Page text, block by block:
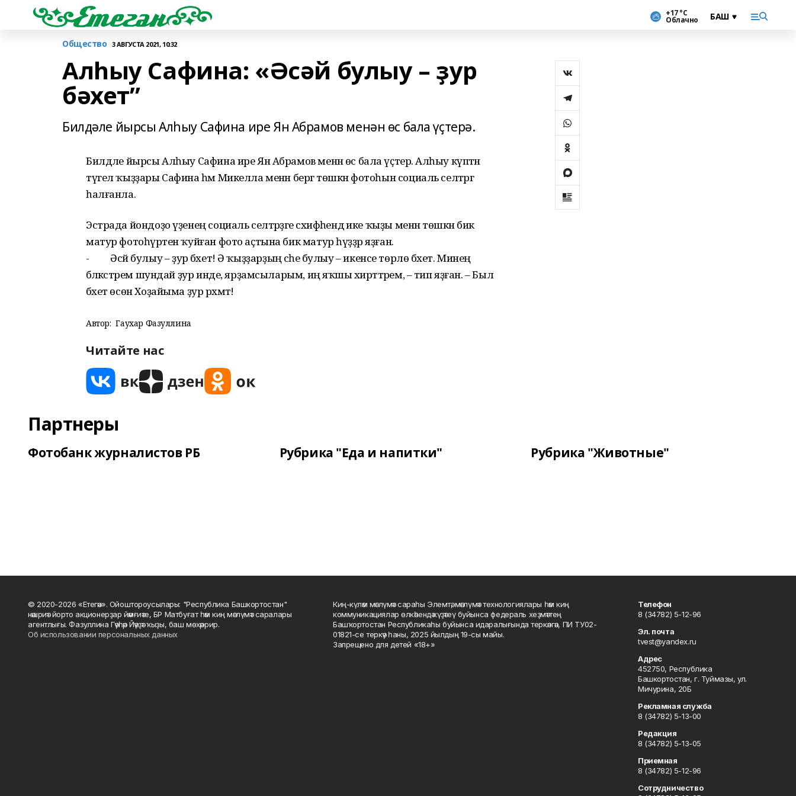
+17 °С
Облачно
Общество 3 АВГУСТА 2021, 10:32
Алһыу Сафина: «Әсәй булыу – ҙур
бәхет”
Билдәле йырсы Алһыу Сафина ире Ян Абрамов менән өс бала үҫтерә.
Билдәле йырсы Алһыу Сафина ире Ян Абрамов менән өс бала үҫтерә. Алһыу күптән
түгел ҡыҙҙары Сафина һәм Микелла менән бергә төшкән фотоһын социаль селтәргә
һалғанла.
Эстрада йондоҙо үҙенең социаль селтәрҙәге сәхифәһендә ике ҡыҙы менән төшкән бик
матур фотоһүрәтен ҡуйған фото аҫтына бик матур һүҙҙәр яҙған.
- Әсәй булыу – ҙур бәхет! Ә ҡыҙҙарҙың әсәһе булыу – икенсе төрлө бәхет. Минең
бәләкәстәрем шундай ҙур инде, ярҙамсыларым, иң яҡшы әхирәттәрем, – тип яҙған. – Был
бәхет өсөн Хоҙайыма ҙур рәхмәт!
Автор: Гаухар Фазуллина
Читайте нас
Партнеры
Фотобанк журналистов РБ Рубрика "Еда и напитки" Рубрика "Животные"
© 2020-2026 «Етегән». Ойоштороусылары: "Республика Башкортостан"
нәшриәт йорто акционерҙар йәмғиәте, БР Матбуғат һәм киң мәғлүмәт саралары
агентлығы. Фазуллина Гәүһәр Йәүҙәт ҡыҙы, баш мөхәррир.
Об использовании персональных данных
Киң-күләм мәғлүмәт сараһы Элемтә, мәғлүмәт технологиялары һәм киң
коммуникациялар өлкәһендә күҙәтеү буйынса федераль хеҙмәттең
Башҡортостан Республикаһы буйынса идаралығында теркәлгән, ПИ ТУ02-
01821-се теркәү һаны, 2025 йылдың 19-сы майы.
Запрещено для детей «18+»
Телефон
8 (34782) 5-12-96
Эл. почта
tvest@yandex.ru
Адрес
452750, Республика
Башкортостан, г. Туймазы, ул.
Мичурина, 20Б
Рекламная служба
8 (34782) 5-13-00
Редакция
8 (34782) 5-13-05
Приемная
8 (34782) 5-12-96
Сотрудничество